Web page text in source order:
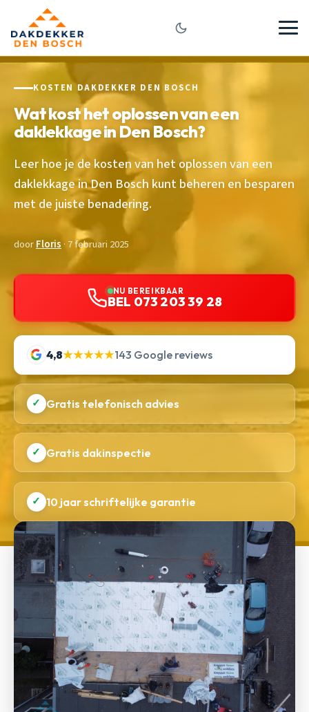
KOSTEN DAKDEKKER DEN BOSCH
Wat kost het oplossen van een
daklekkage in Den Bosch?
Leer hoe je de kosten van het oplossen van een
daklekkage in Den Bosch kunt beheren en besparen
met de juiste benadering.
doorFloris · 7 februari 2025
NU BEREIKBAAR
BEL 073 203 39 28
4,8★★★★★143 Google reviews
✓ Gratis telefonisch advies
✓ Gratis dakinspectie
✓ 10 jaar schriftelijke garantie